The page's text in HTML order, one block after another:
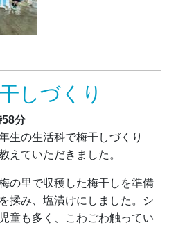
しづくり
58分
生の生活科で梅干しづくり
えていただきました。
の里で収穫した梅干しを準備
揉み、塩漬けにしました。シ
童も多く、こわごわ触ってい